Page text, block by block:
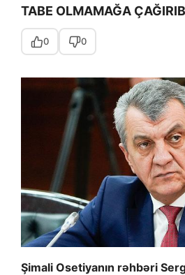
TABE OLMAMAĞA ÇAĞIRIB
0 0
Şimali Osetiyanın rəhbəri